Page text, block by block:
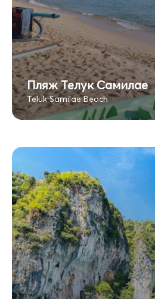
Пляж Телук Самилае
Teluk Samilae Beach